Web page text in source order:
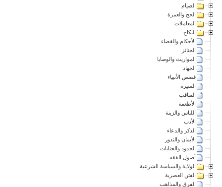
الصيام
الحج والعمرة
المعاملات
النكاح
الأحكام والقضاء
الجنائز
المواريث والوصايا
الجهاد
قصص الأنبياء
السيرة
المناقب
الأطعمة
اللباس والزينة
الأدب
الذكر والدعاء
الأيمان والنذور
الحدود والجنايات
أصول الفقه
الولاية والسياسة الشرعية
الفتن العصرية
الفرق والمذاهب